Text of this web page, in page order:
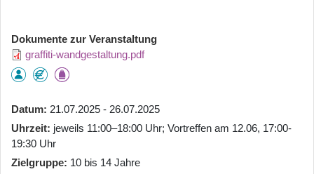
Dokumente zur Veranstaltung
graffiti-wandgestaltung.pdf
Datum 21.07.2025 - 26.07.2025
Uhrzeit jeweils 11:00–18:00 Uhr; Vortreffen am 12.06, 17:00-
19:30 Uhr
Zielgruppe 10 bis 14 Jahre